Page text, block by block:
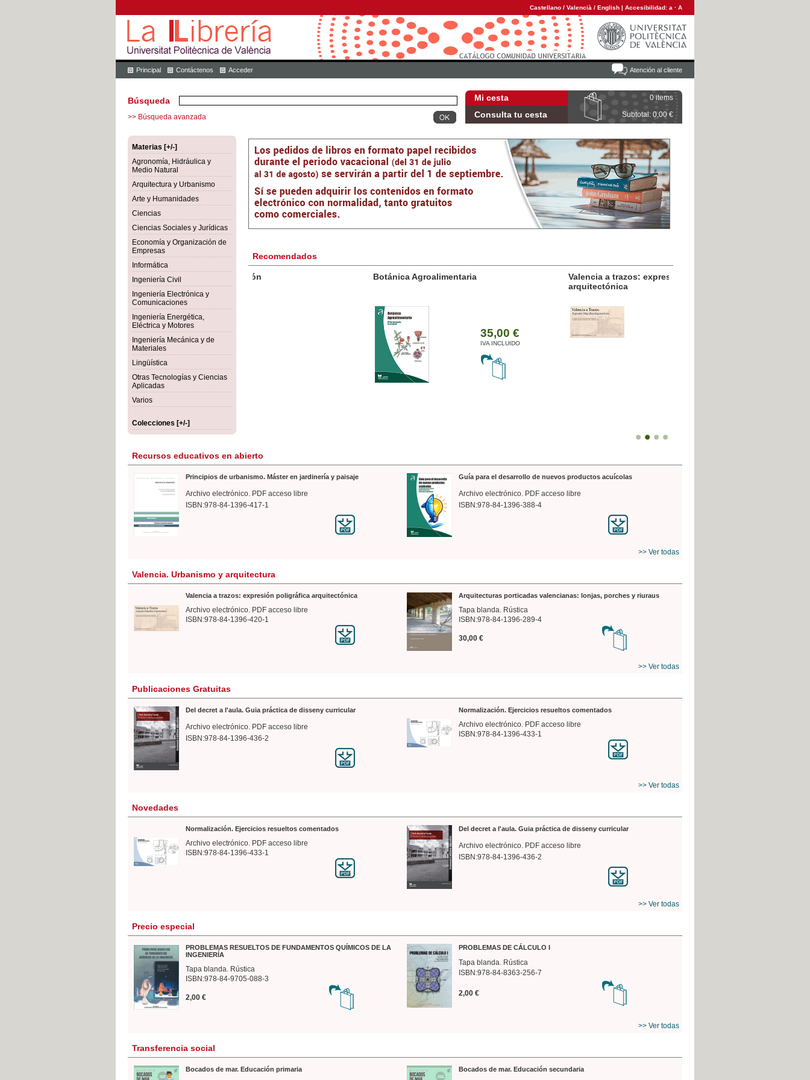
Castellano / Valencià / English | Accesibilidad: a · A
Atención al cliente
Principal Contáctenos Acceder
Mi cesta 0 items
Consulta tu cesta Subtotal: 0,00 €
Búsqueda
>> Búsqueda avanzada
Materias [+/-]
Agronomía, Hidráulica y
Medio Natural
Arquitectura y Urbanismo
Arte y Humanidades
Ciencias
Ciencias Sociales y Jurídicas
Economía y Organización de
Empresas
Informática
Ingeniería Civil
Ingeniería Electrónica y
Comunicaciones
Ingeniería Energética,
Eléctrica y Motores
Ingeniería Mecánica y de
Materiales
Lingüística
Otras Tecnologías y Ciencias
Aplicadas
Varios
Colecciones [+/-]
Recomendados
Botánica Agroalimentaria
35,00 €
IVA INCLUIDO
Valencia a trazos: expresión poligráfica
Recursos educativos en abierto
Principios de urbanismo. Máster en jardinería y paisaje
Archivo electrónico. PDF acceso libre
ISBN:978-84-1396-417-1
Guía para el desarrollo de nuevos productos acuícolas
Archivo electrónico. PDF acceso libre
ISBN:978-84-1396-388-4
>> Ver todas
Valencia. Urbanismo y arquitectura
Valencia a trazos: expresión poligráfica arquitectónica
Archivo electrónico. PDF acceso libre
ISBN:978-84-1396-420-1
Arquitecturas porticadas valencianas: lonjas, porches y riuraus
Tapa blanda. Rústica
ISBN:978-84-1396-289-4
30,00 €
>> Ver todas
Publicaciones Gratuitas
Del decret a l'aula. Guia práctica de disseny curricular
Archivo electrónico. PDF acceso libre
ISBN:978-84-1396-436-2
Normalización. Ejercicios resueltos comentados
Archivo electrónico. PDF acceso libre
ISBN:978-84-1396-433-1
>> Ver todas
Novedades
Normalización. Ejercicios resueltos comentados
Archivo electrónico. PDF acceso libre
ISBN:978-84-1396-433-1
Del decret a l'aula. Guia práctica de disseny curricular
Archivo electrónico. PDF acceso libre
ISBN:978-84-1396-436-2
>> Ver todas
Precio especial
PROBLEMAS RESUELTOS DE FUNDAMENTOS QUÍMICOS DE LA
INGENIERÍA
Tapa blanda. Rústica
ISBN:978-84-9705-088-3
2,00 €
PROBLEMAS DE CÁLCULO I
Tapa blanda. Rústica
ISBN:978-84-8363-256-7
2,00 €
>> Ver todas
Transferencia social
Bocados de mar. Educación primaria Bocados de mar. Educación secundaria